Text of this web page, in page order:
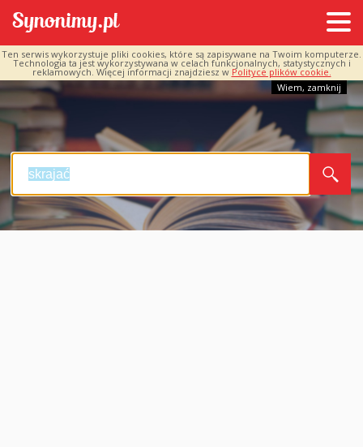
Ten serwis wykorzystuje pliki cookies, które są zapisywane na Twoim komputerze.
Technologia ta jest wykorzystywana w celach funkcjonalnych, statystycznych i
reklamowych. Więcej informacji znajdziesz w Polityce plików cookie.
Wiem, zamknij